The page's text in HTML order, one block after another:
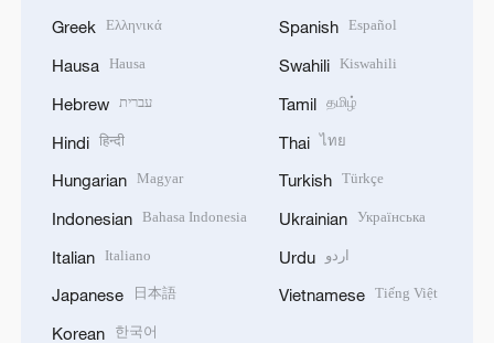
Greek Ελληνικά
Hausa Hausa
Hebrew עברית
Hindi हिन्दी
Hungarian Magyar
Indonesian Bahasa Indonesia
Italian Italiano
Japanese 日本語
Korean 한국어
Spanish Español
Swahili Kiswahili
Tamil தமிழ்
Thai ไทย
Turkish Türkçe
Ukrainian Українська
Urdu اردو
Vietnamese Tiếng Việt